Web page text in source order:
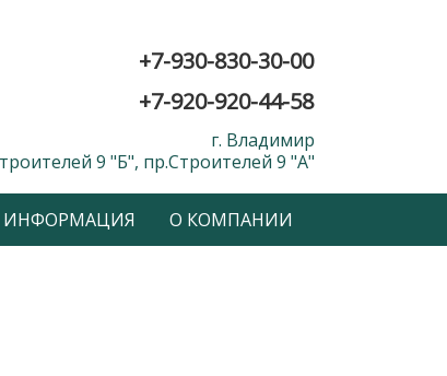
+7-930-830-30-00
+7-920-920-44-58
г. Владимир
9 "Б", пр.Строителей 9 "А"
ИНФОРМАЦИЯ О КОМПАНИИ